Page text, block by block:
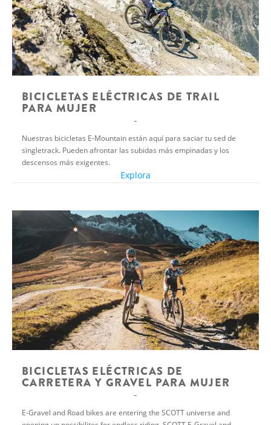
BICICLETAS ELÉCTRICAS DE TRAIL
PARA MUJER
Nuestras bicicletas E-Mountain están aquí para saciar tu sed de
singletrack. Pueden afrontar las subidas más empinadas y los
descensos más exigentes.
Explora
BICICLETAS ELÉCTRICAS DE
CARRETERA Y GRAVEL PARA MUJER
E-Gravel and Road bikes are entering the SCOTT universe and